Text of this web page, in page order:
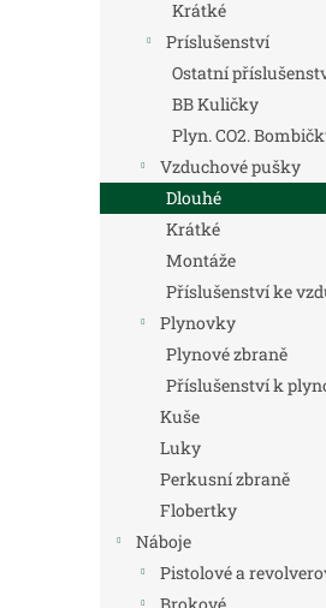
Krátké
Príslušenství
Ostatní
BB Kuličky
Plyn. CO2.
Vzduchové pušky
Dlouhé
Krátké
Montáže
Příslušenství ke
Plynovky
Plynové zbraně
Příslušenství k
Kuše
Luky
Perkusní zbraně
Flobertky
Náboje
Pistolové a